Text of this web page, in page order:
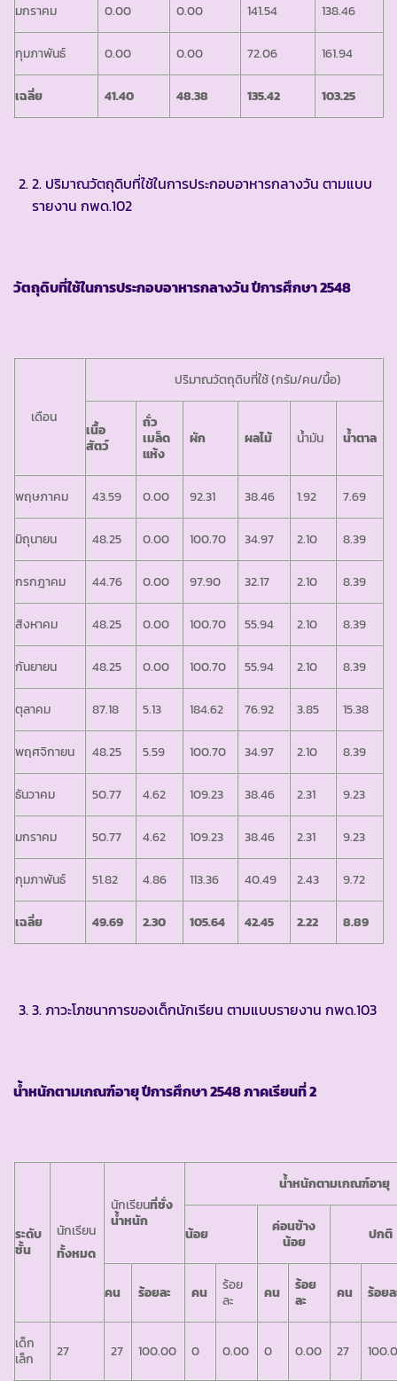
มกราคม 0.00 0.00 141.54 138.46
กุมภาพันธ์ 0.00 0.00 72.06 161.94
เฉลี่ย 41.40 48.38 135.42 103.25
2. ปริมาณวัตถุดิบที่ใช้ในการประกอบอาหารกลางวัน ตามแบบ
รายงาน กพด.102
วัตถุดิบที่ใช้ในการประกอบอาหารกลางวัน ปีการศึกษา2548
เดือน
ปริมาณวัตถุดิบที่ใช้ (กรัม/คน/มื้อ)
เนื้อ
สัตว์
ถั่ว
เมล็ด
แห้ง
ผัก ผลไม้ น้ำมัน น้ำตาล
พฤษภาคม 43.59 0.00 92.31 38.46 1.92 7.69
มิถุนายน 48.25 0.00 100.70 34.97 2.10 8.39
กรกฎาคม 44.76 0.00 97.90 32.17 2.10 8.39
สิงหาคม 48.25 0.00 100.70 55.94 2.10 8.39
กันยายน 48.25 0.00 100.70 55.94 2.10 8.39
ตุลาคม 87.18 5.13 184.62 76.92 3.85 15.38
พฤศจิกายน 48.25 5.59 100.70 34.97 2.10 8.39
ธันวาคม 50.77 4.62 109.23 38.46 2.31 9.23
มกราคม 50.77 4.62 109.23 38.46 2.31 9.23
กุมภาพันธ์ 51.82 4.86 113.36 40.49 2.43 9.72
เฉลี่ย 49.69 2.30 105.64 42.45 2.22 8.89
3. ภาวะโภชนาการของเด็กนักเรียน ตามแบบรายงาน กพด.103
น้ำหนักตามเกณฑ์อายุ ปีการศึกษา2548 ภาคเรียนที่ 2
ระดับ
ชั้น
นักเรียน
ทั้งหมด
นักเรียนที่ชั่ง
น้ำหนัก
น้ำหนักตามเกณฑ์อายุ
น้อย
ค่อนข้าง
น้อย
ปกติ
คน ร้อยละ คน
ร้อย
ละ
คน
ร้อย
ละ
คน ร้อย
เด็ก
เล็ก
27 27 100.00 0 0.00 0 0.00 27